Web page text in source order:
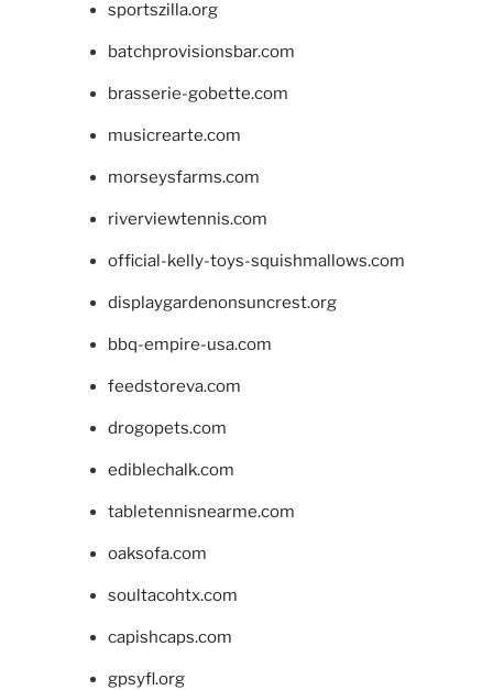
sportszilla.org
batchprovisionsbar.com
brasserie-gobette.com
musicrearte.com
morseysfarms.com
riverviewtennis.com
official-kelly-toys-squishmallows.com
displaygardenonsuncrest.org
bbq-empire-usa.com
feedstoreva.com
drogopets.com
ediblechalk.com
tabletennisnearme.com
oaksofa.com
soultacohtx.com
capishcaps.com
gpsyfl.org